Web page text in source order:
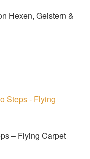
Hexen, Geistern &
– Flying Carpet